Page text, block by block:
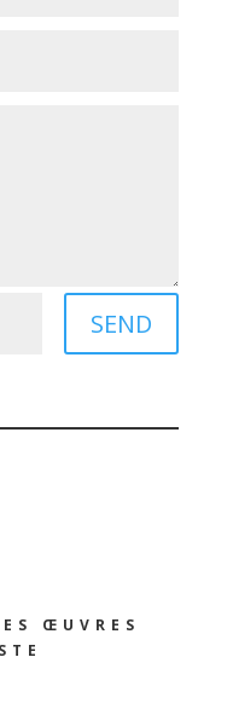
SEND
ŒUVRES